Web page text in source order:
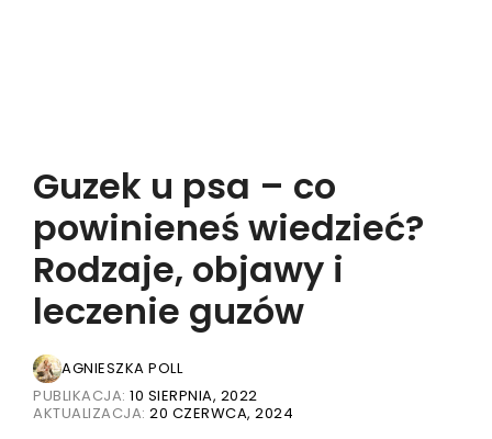
Guzek u psa – co
powinieneś wiedzieć?
Rodzaje, objawy i
leczenie guzów
AGNIESZKA POLL
PUBLIKACJA: 10 SIERPNIA, 2022
AKTUALIZACJA: 20 CZERWCA, 2024